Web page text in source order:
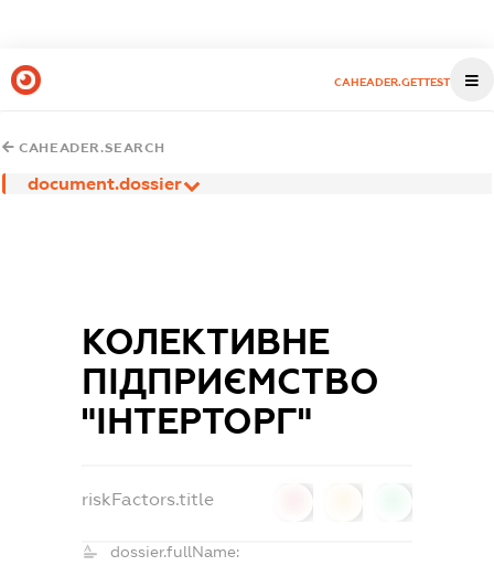
CAHEADER.GETTEST
CAHEADER.SEARCH
document.dossier
КОЛЕКТИВНЕ
ПІДПРИЄМСТВО
"ІНТЕРТОРГ"
riskFactors.title
dossier.fullName: